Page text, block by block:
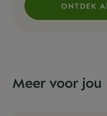
ONTDEK
Meer voor jou